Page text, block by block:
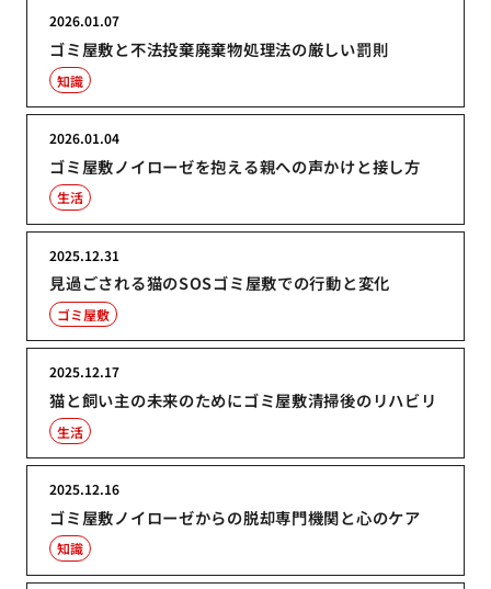
ゴミ屋敷と不法投棄廃棄物処理法の厳しい罰則
2026.01.07
知識
ゴミ屋敷ノイローゼを抱える親への声かけと接し方
2026.01.04
生活
見過ごされる猫のSOSゴミ屋敷での行動と変化
2025.12.31
ゴミ屋敷
猫と飼い主の未来のためにゴミ屋敷清掃後のリハビリ
2025.12.17
生活
ゴミ屋敷ノイローゼからの脱却専門機関と心のケア
2025.12.16
知識